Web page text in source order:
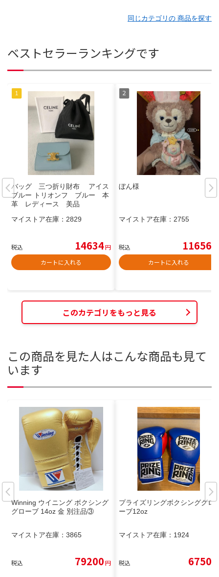
同じカテゴリの 商品を探す
ベストセラーランキングです
バッグ 三つ折り財布 アイス
ブルー トリオンフ ブルー 本
革 レディース 美品
マイストア在庫： 2829
税込 14634円
カートに入れる
ぼん様
マイストア在庫： 2755
税込 11656
カートに入れる
このカテゴリをもっと見る
この商品を見た人はこんな商品も見て
います
Winning ウイニング ボクシング
グローブ 14oz 金 別注品③
マイストア在庫： 3865
税込 79200円
プライズリングボクシンググロ
ーブ12oz
マイストア在庫： 1924
税込 6750